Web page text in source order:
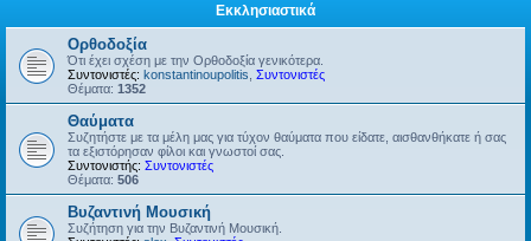
Εκκλησιαστικά
Ορθοδοξία
Ότι έχει σχέση με την Ορθοδοξία γενικότερα.
Συντονιστές: konstantinoupolitis Συντονιστές
Θέματα: 1352
Θαύματα
Συζητήστε με τα μέλη μας για τύχον θαύματα που είδατε, αισθανθήκατε ή σας
τα εξιστόρησαν φίλοι και γνωστοί σας.
Συντονιστής: Συντονιστές
Θέματα: 506
Βυζαντινή Μουσική
Συζήτηση για την Βυζαντινή Μουσική.